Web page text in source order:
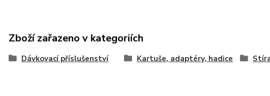
Zboží zařazeno v kategoriích
Dávkovací příslušenství Kartuše, adaptéry, hadice